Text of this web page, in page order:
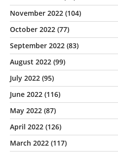
November 2022 (104)
October 2022 (77)
September 2022 (83)
August 2022 (99)
July 2022 (95)
June 2022 (116)
May 2022 (87)
April 2022 (126)
March 2022 (117)